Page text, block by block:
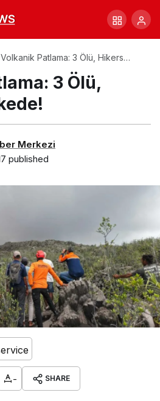
Volkanik Patlama: 3 Ölü, Hikers
3 Ölü,
Merkezi
published
- SHARE
Uyarısı: Risk Düşük!